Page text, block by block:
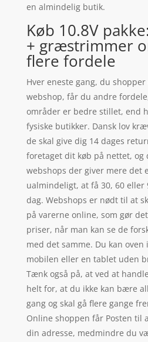
en almindelig butik.
Køb 10.8V
+ græstrimmer
flere fordele
Hver eneste gang, du
webshop, får du andre
områder er bedre stillet, end
fysiske butikker. Dansk lov
de skal give dig 14 dages
foretaget dit køb på nettet, og
webshops der giver mere det
ualmindeligt, at få 30, 60 eller
dag. Webshops er nødt til at
på varerne online, som gør
priser, når man kan se de
med det samme. Du kan
mobilen eller en tablet uden
Tænk også på, at ved at
helt for, at du ikke kan bære
gang og skal gå flere gange
Online shoppen får Posten til
din adresse, medmindre du